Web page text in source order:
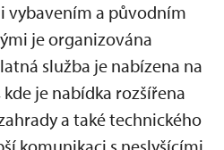
vybavením a původním
je organizována
služba je nabízena na
je nabídka rozšířena
a také technického